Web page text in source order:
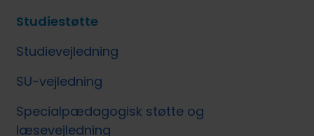
Studiestøtte
Studievejledning
SU-vejledning
Specialpædagogisk støtte og
læsevejledning